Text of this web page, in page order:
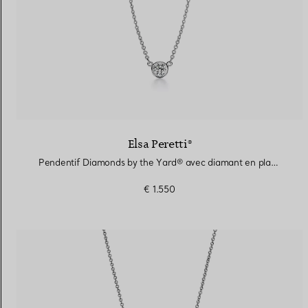
Elsa Peretti®
Pendentif Diamonds by the Yard® avec diamant en platine 950 millièmes
€ 1.550